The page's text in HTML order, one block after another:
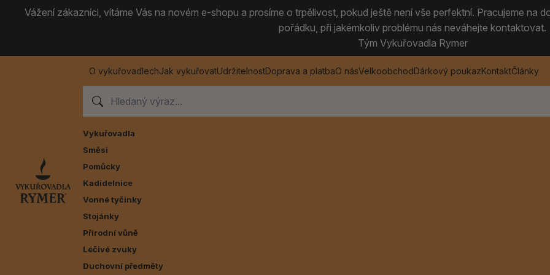
Vážení zákazníci, vítáme Vás na novém e-shopu a prosíme o trpělivost, pokud ještě není vše perfektní. Pracujeme na
pořádku, při jakémkoliv problému nás neváhejte kontaktovat.
Tým Vykuřovadla Rymer
O vykuřovadlechJak vykuřovatUdržitelnostDoprava a platbaO násVelkoobchodDárkový poukazKontaktČlánky
Vykuřovadla
Směsi
Pomůcky
Kadidelnice
Vonné tyčinky
Stojánky
Přírodní vůně
Léčivé zvuky
Duchovní předměty